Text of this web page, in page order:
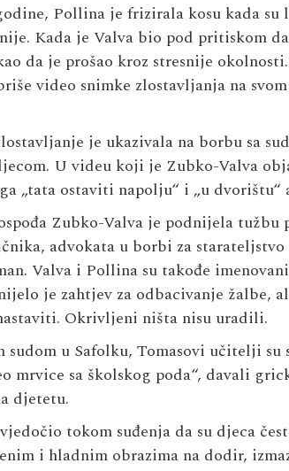
Pollina je frizirala kosu kada
Kada je Valva bio pod pritiskom da
da je prošao kroz stresnije
video snimke zlostavljanja na
je ukazivala na borbu sa
U videu koji je Zubko-Valva
„tata ostaviti napolju“ i „u dvorištu“
Zubko-Valva je podnijela
advokata u borbi za
Valva i Pollina su takođe
je zahtjev za odbacivanje žalbe,
Okrivljeni ništa nisu uradili.
sudom u Safolku, Tomasovi učitelji
mrvice sa školskog poda“, davali
djetetu.
tokom suđenja da su djeca
i hladnim obrazima na dodir,